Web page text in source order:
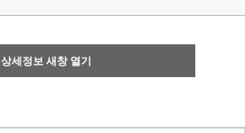
상세정보 새창 열기